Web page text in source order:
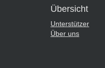
Übersicht
Unterstützer
Über uns